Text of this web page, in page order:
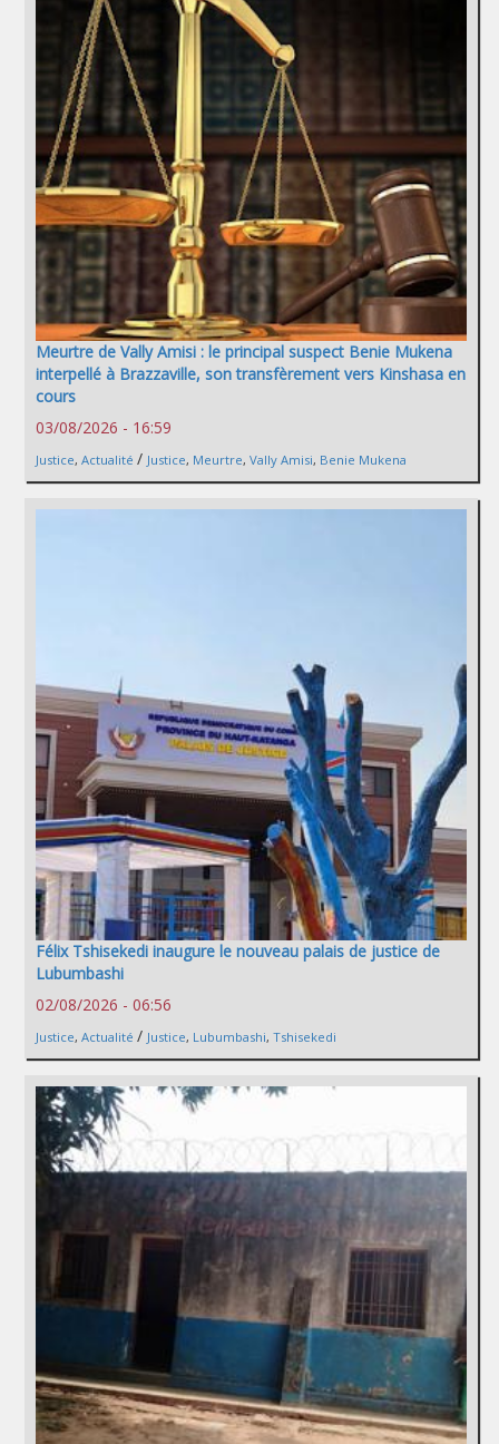
Meurtre de Vally Amisi : le principal suspect Benie Mukena
interpellé à Brazzaville, son transfèrement vers Kinshasa en
cours
03/08/2026 - 16:59
Justice, Actualité / Justice, Meurtre, Vally Amisi, Benie Mukena
Félix Tshisekedi inaugure le nouveau palais de justice de
Lubumbashi
02/08/2026 - 06:56
Justice, Actualité / Justice, Lubumbashi, Tshisekedi